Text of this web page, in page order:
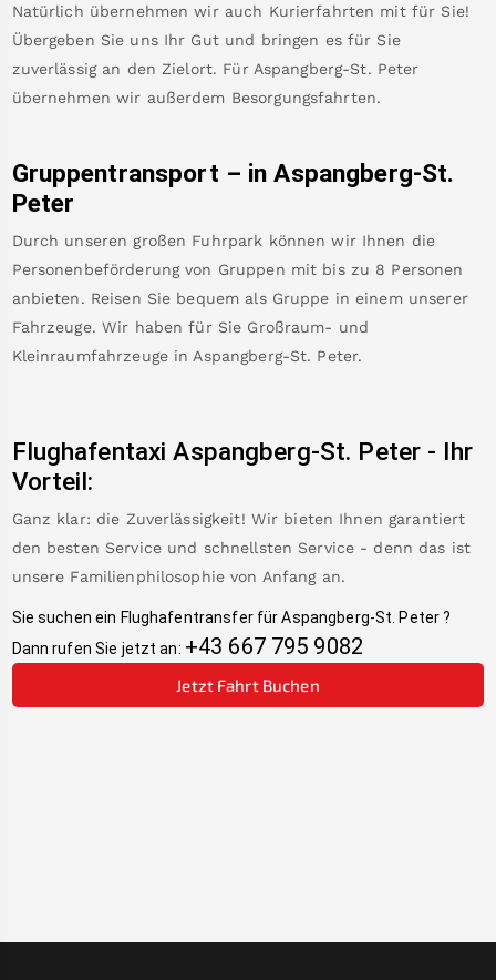
Natürlich übernehmen wir auch Kurierfahrten mit für Sie!
Übergeben Sie uns Ihr Gut und bringen es für Sie
zuverlässig an den Zielort. Für Aspangberg-St. Peter
übernehmen wir außerdem Besorgungsfahrten.
Gruppentransport – in Aspangberg-St.
Peter
Durch unseren großen Fuhrpark können wir Ihnen die
Personenbeförderung von Gruppen mit bis zu 8 Personen
anbieten. Reisen Sie bequem als Gruppe in einem unserer
Fahrzeuge. Wir haben für Sie Großraum- und
Kleinraumfahrzeuge in Aspangberg-St. Peter.
Flughafentaxi Aspangberg-St. Peter - Ihr
Vorteil:
Ganz klar: die Zuverlässigkeit! Wir bieten Ihnen garantiert
den besten Service und schnellsten Service - denn das ist
unsere Familienphilosophie von Anfang an.
Sie suchen ein Flughafentransfer für Aspangberg-St. Peter?
Dann rufen Sie jetzt an: +43 667 795 9082
Jetzt Fahrt Buchen